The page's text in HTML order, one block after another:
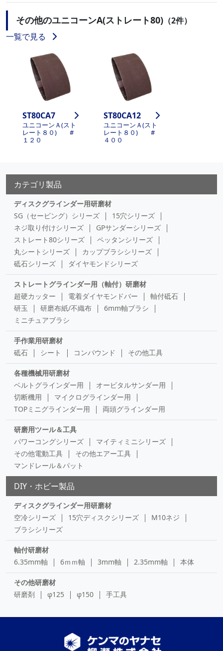
その他のユニコーンA(ストレート80) （2件）
一覧で見る
ST80CA7
ユニコーンＡ(スト
レート８０) #
１２０
ST80CA12
ユニコーンＡ(スト
レート８０) #
４００
カテゴリ製品
ディスクグラインダー用研磨材
SG（セービング）シリーズ
15穴シリーズ
ネジ取り付けシリーズ
GPサンダーシリーズ
ストレート80シリーズ
ペッタンシリーズ
丸シートシリーズ
カップブラシシリーズ
砥石シリーズ
ダイヤモンドシリーズ
ストレートグラインダー用（軸付）研磨材
超硬カッター
電着ダイヤモンドバー
軸付砥石
研玉
研磨布紙/不織布
6mm軸ブラシ
ミニチュアブラシ
手作業用研磨材
砥石
シート コンパウンド その他工具
各種機械用研磨材
ベルトグラインダー用
オービタルサンダー用
切断機用
マイクログラインダー用
TOPミニグラインダー用
両頭グラインダー用
研磨用ツール＆工具
パワーコングシリーズ
マイティミニシリーズ
その他電動工具
その他エアー工具
マンドレール＆パット
DIY・ホビー製品
ディスクグラインダー用研磨材
空冷シリーズ
15穴ディスクシリーズ
M10ネジ
ブラシシリーズ
軸付研磨材
6.35mm軸
6ｍｍ軸 3mm軸 2.35mm軸 本体
その他研磨材
研磨剤
φ125 φ150 手工具